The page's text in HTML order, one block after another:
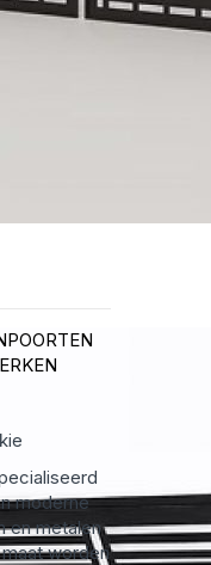
moderne
en metalen
worden